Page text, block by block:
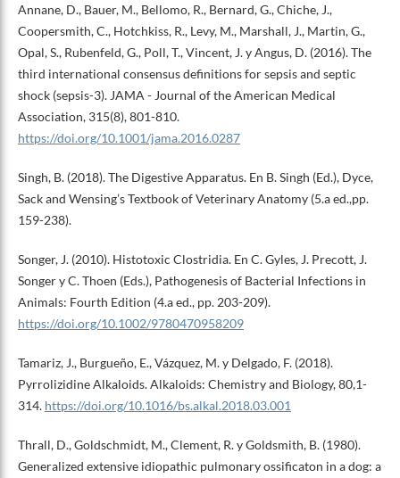
Annane, D., Bauer, M., Bellomo, R., Bernard, G., Chiche, J.,
Coopersmith, C., Hotchkiss, R., Levy, M., Marshall, J., Martin, G.,
Opal, S., Rubenfeld, G., Poll, T., Vincent, J. y Angus, D. (2016). The
third international consensus definitions for sepsis and septic
shock (sepsis-3). JAMA - Journal of the American Medical
Association, 315(8), 801-810.
https://doi.org/10.1001/jama.2016.0287
Singh, B. (2018). The Digestive Apparatus. En B. Singh (Ed.), Dyce,
Sack and Wensing’s Textbook of Veterinary Anatomy (5.a ed.,pp.
159-238).
Songer, J. (2010). Histotoxic Clostridia. En C. Gyles, J. Precott, J.
Songer y C. Thoen (Eds.), Pathogenesis of Bacterial Infections in
Animals: Fourth Edition (4.a ed., pp. 203-209).
https://doi.org/10.1002/9780470958209
Tamariz, J., Burgueño, E., Vázquez, M. y Delgado, F. (2018).
Pyrrolizidine Alkaloids. Alkaloids: Chemistry and Biology, 80,1-
314. https://doi.org/10.1016/bs.alkal.2018.03.001
Thrall, D., Goldschmidt, M., Clement, R. y Goldsmith, B. (1980).
Generalized extensive idiopathic pulmonary ossificaton in a dog: a